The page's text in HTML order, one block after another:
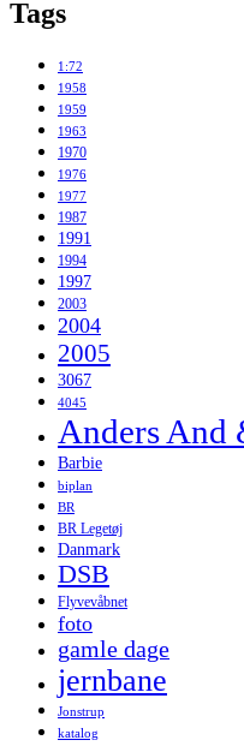
Tags
1:72
1958
1959
1963
1970
1976
1977
1987
1991
1994
1997
2003
2004
2005
3067
4045
Anders And
Barbie
biplan
BR
BR Legetøj
Danmark
DSB
Flyvevåbnet
foto
gamle dage
jernbane
Jonstrup
katalog